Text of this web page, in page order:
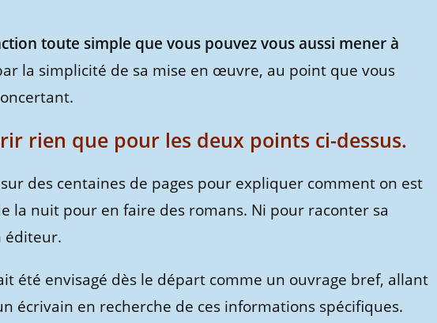
toute simple que vous pouvez vous aussi mener à
la simplicité de sa mise en œuvre, au point que vous
rien que pour les deux points ci-dessus.
sur des centaines de pages pour expliquer comment on est
la nuit pour en faire des romans. Ni pour raconter sa
éditeur.
été envisagé dès le départ comme un ouvrage bref, allant
écrivain en recherche de ces informations spécifiques.